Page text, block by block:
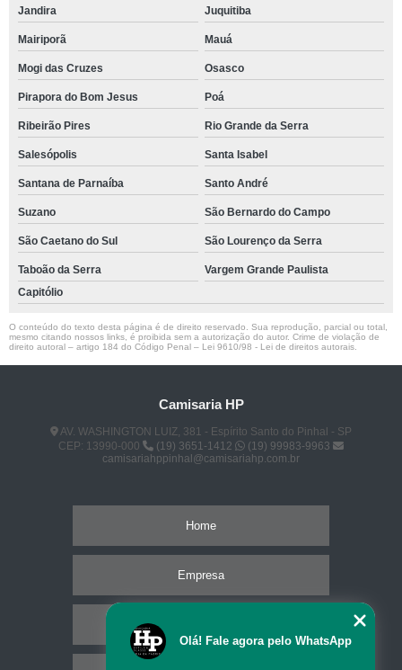
Jandira Juquitiba
Mairiporã Mauá
Mogi das Cruzes Osasco
Pirapora do Bom Jesus Poá
Ribeirão Pires Rio Grande da Serra
Salesópolis Santa Isabel
Santana de Parnaíba Santo André
Suzano São Bernardo do Campo
São Caetano do Sul São Lourenço da Serra
Taboão da Serra
Vargem Grande Paulista
Capitólio
O conteúdo do texto desta página é de direito reservado. Sua reprodução, parcial ou total,
mesmo citando nossos links, é proibida sem a autorização do autor. Crime de violação de
direito autoral – artigo 184 do Código Penal – Lei 9610/98 - Lei de direitos autorais
Camisaria HP
AV. WASHINGTON LUIZ, 381 - Espírito Santo do Pinhal - SP
CEP: 13990-000
(19) 3651-1412
(19) 99983-9963
camisariahppinhal@camisariahp.com.br
Home
Empresa
Olá! Fale agora pelo WhatsApp